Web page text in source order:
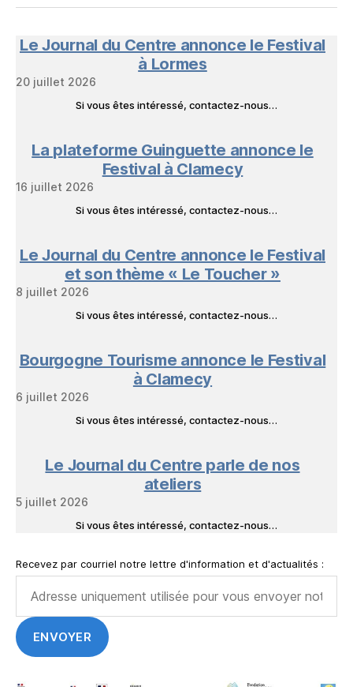
NeL
à
Livres
Le Journal du Centre annonce le Festival
à Lormes
20 juillet 2026
Si vous êtes intéressé, contactez-nous…
La plateforme Guinguette annonce le
Festival à Clamecy
16 juillet 2026
Si vous êtes intéressé, contactez-nous…
Le Journal du Centre annonce le Festival
et son thème « Le Toucher »
8 juillet 2026
Si vous êtes intéressé, contactez-nous…
Bourgogne Tourisme annonce le Festival
à Clamecy
6 juillet 2026
Si vous êtes intéressé, contactez-nous…
Le Journal du Centre parle de nos
ateliers
5 juillet 2026
Si vous êtes intéressé, contactez-nous…
Recevez par courriel notre lettre d'information et d'actualités :